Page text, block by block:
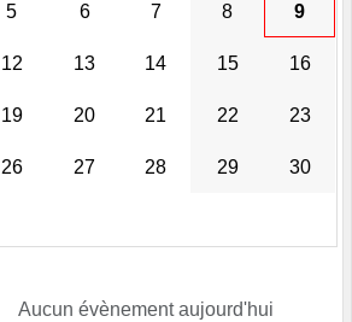
5 6 7 8 9
12 13 14 15 16
19 20 21 22 23
26 27 28 29 30
Aucun évènement aujourd'hui